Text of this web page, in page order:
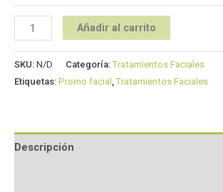
Añadir al carrito
SKU: N/D Categoría:Tratamientos Faciales
Etiquetas: Promo facial ,Tratamientos Faciales
Descripción